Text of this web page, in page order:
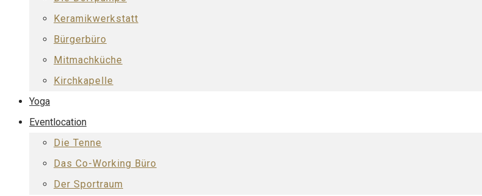
Keramikwerkstatt
Bürgerbüro
Mitmachküche
Kirchkapelle
Yoga
Eventlocation
Die Tenne
Das Co-Working Büro
Der Sportraum